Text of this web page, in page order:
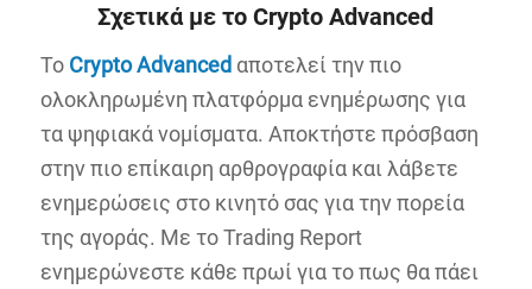
Σχετικά με τοCryptoAdvanced
To CryptoAdvanced αποτελεί την πιο
ολοκληρωμένη πλατφόρμα ενημέρωσης για
τα ψηφιακά νομίσματα. Αποκτήστε πρόσβαση
στην πιο επίκαιρη αρθρογραφία και λάβετε
ενημερώσεις στο κινητό σας για την πορεία
της αγοράς. Με το Trading Report
ενημερώνεστε κάθε πρωί για το πως θα πάει